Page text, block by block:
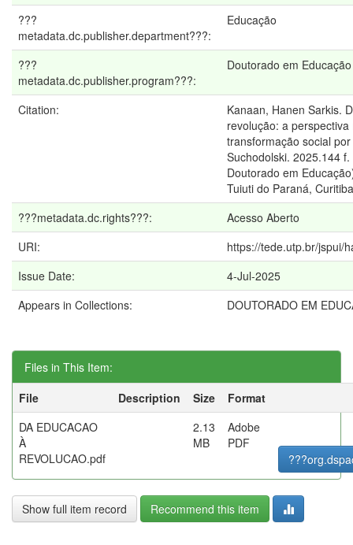
???
metadata.dc.publisher.department???:
Educação
???
metadata.dc.publisher.program???:
Doutorado em Educação
Citation:
Kanaan, Hanen Sarkis.
revolução: a
transformação social
Suchodolski. 2025.144 f.
Doutorado em
Tuiuti do Paraná,
???metadata.dc.rights???:
Acesso Aberto
URI:
https://tede.utp.br/jspui/
Issue Date:
4-Jul-2025
Appears in Collections:
DOUTORADO EM
Files in This Item:
File
Description Size
Format
DA EDUCACAO
À
REVOLUCAO.pdf
2.13
MB
Adobe
PDF
Show full item record Recommend this item